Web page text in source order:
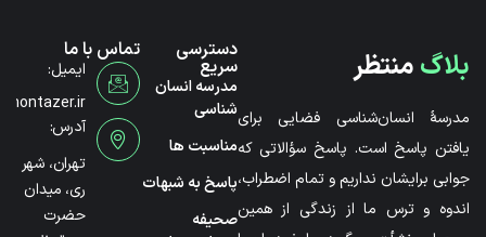
بلاگمنتظر
مدرسۀ انسان‌شناسی فضایی برای
یافتن پاسخ است. پاسخ سؤالاتی که
جوابی برایشان نداریم و تمام اضطراب،
اندوه و ترس ما از زندگی از همین
دسترسی
سریع
مدرسه انسان
شناسی
مناسبت ها
پاسخ به شبهات
صحیفه
تماس با ما
ایمیل:
آدرس:
تهران، شهر
ری، میدان
حضرت